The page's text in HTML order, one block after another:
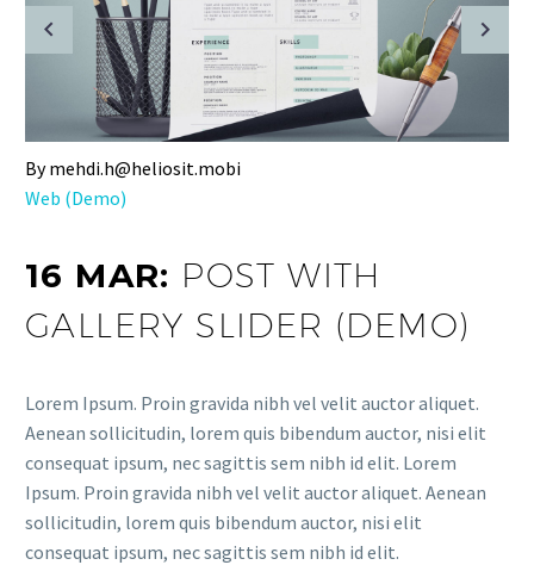
By mehdi.h@heliosit.mobi
Web (Demo)
16 MAR: POST WITH
GALLERY SLIDER (DEMO)
Lorem Ipsum. Proin gravida nibh vel velit auctor aliquet.
Aenean sollicitudin, lorem quis bibendum auctor, nisi elit
consequat ipsum, nec sagittis sem nibh id elit. Lorem
Ipsum. Proin gravida nibh vel velit auctor aliquet. Aenean
sollicitudin, lorem quis bibendum auctor, nisi elit
consequat ipsum, nec sagittis sem nibh id elit.